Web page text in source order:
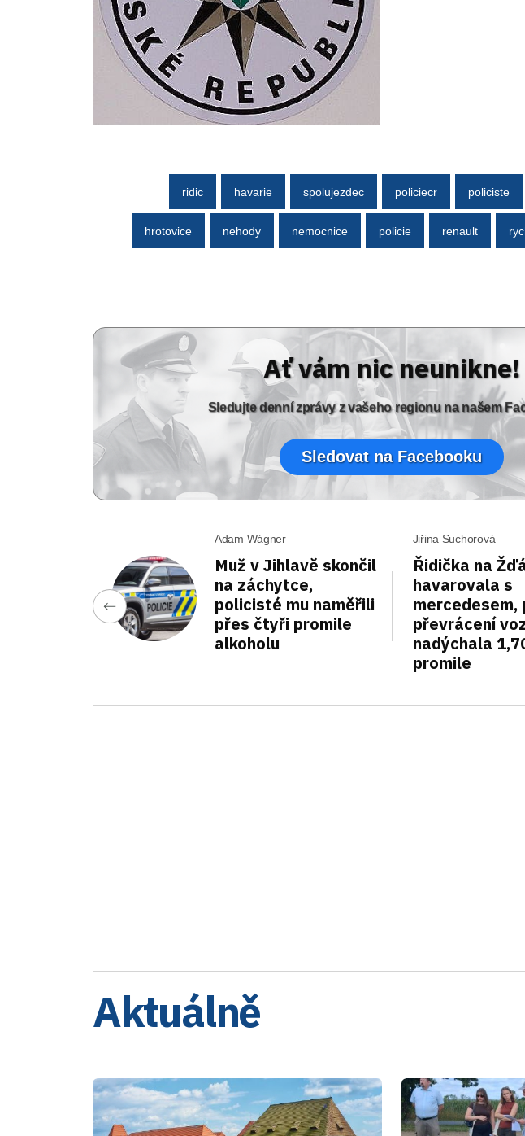
ridic havarie spolujezdec policiecr policiste
hrotovice nehody nemocnice policie renault
Ať vám nic neunikne!
Sledujte denní zprávy z vašeho regionu na našem
Sledovat na Facebooku
Adam Wágner
Muž v Jihlavě skončil
na záchytce,
policisté mu naměřili
přes čtyři promile
alkoholu
Jiřina Suchorová
Řidička na
havarovala s
mercedesem,
převrácení
nadýchala
promile
Aktuálně